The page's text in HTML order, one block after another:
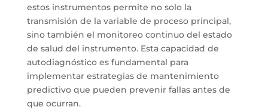
estos instrumentos permite no solo la
transmisión de la variable de proceso principal,
sino también el monitoreo continuo del estado
de salud del instrumento. Esta capacidad de
autodiagnóstico es fundamental para
implementar estrategias de mantenimiento
predictivo que pueden prevenir fallas antes de
que ocurran.